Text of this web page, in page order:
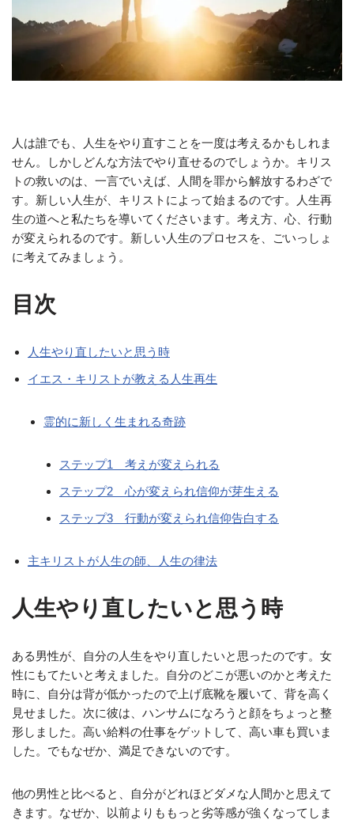
人は誰でも、人生をやり直すことを一度は考えるかもしれま
せん。しかしどんな方法でやり直せるのでしょうか。キリス
トの救いのは、一言でいえば、人間を罪から解放するわざで
す。新しい人生が、キリストによって始まるのです。人生再
生の道へと私たちを導いてくださいます。考え方、心、行動
が変えられるのです。新しい人生のプロセスを、ごいっしょ
に考えてみましょう。
目次
人生やり直したいと思う時
イエス・キリストが教える人生再生
霊的に新しく生まれる奇跡
ステップ1 考えが変えられる
ステップ2 心が変えられ信仰が芽生える
ステップ3 行動が変えられ信仰告白する
主キリストが人生の師、人生の律法
人生やり直したいと思う時
ある男性が、自分の人生をやり直したいと思ったのです。女
性にもてたいと考えました。自分のどこが悪いのかと考えた
時に、自分は背が低かったので上げ底靴を履いて、背を高く
見せました。次に彼は、ハンサムになろうと顔をちょっと整
形しました。高い給料の仕事をゲットして、高い車も買いま
した。でもなぜか、満足できないのです。
他の男性と比べると、自分がどれほどダメな人間かと思えて
きます。なぜか、以前よりももっと劣等感が強くなってしま